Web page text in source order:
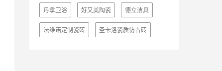
丹拿卫浴 好又美陶瓷 德立洁具
法维诺定制瓷砖 圣卡洛瓷质仿古砖